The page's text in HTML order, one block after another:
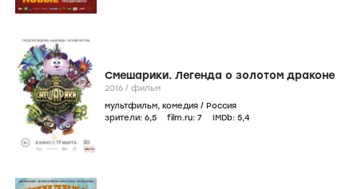
Смешарики. Легенда о золотом драконе
2016 / фильм
мультфильм, комедия / Россия
зрители: 6,5 film.ru: 7 IMDb: 5,4